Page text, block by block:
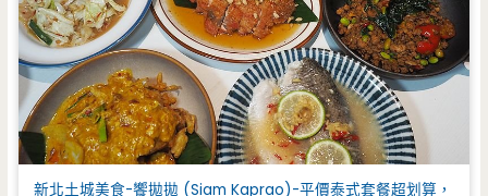
新北土城美食-饗拋拋 (Siam Kaprao)-平價泰式套餐超划算，